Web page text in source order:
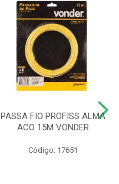
PASSA FIO PROFISS ALMA
ACO 15M VONDER
Código: 17651